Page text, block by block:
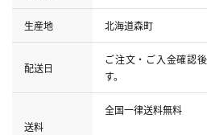
生産地 北海道森町
配送日
ご注文・ご入金確認
す。
送料
全国一律送料無料